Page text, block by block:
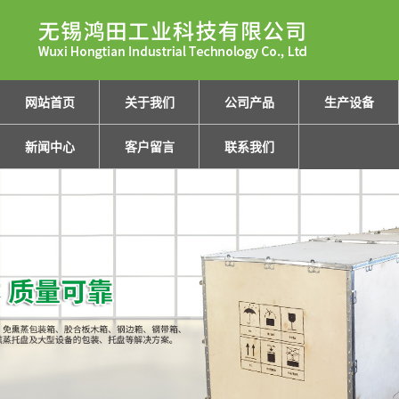
网站首页 关于我们 公司产品 生产设备
新闻中心 客户留言 联系我们